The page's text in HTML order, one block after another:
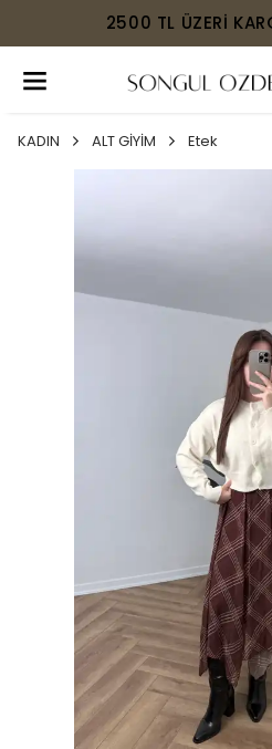
2500 TL ÜZERİ
KADIN ALT GİYİM Etek